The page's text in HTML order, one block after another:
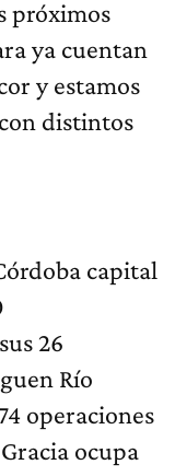
próximos
ya cuentan
y estamos
distintos
capital
26
Río
operaciones
ocupa